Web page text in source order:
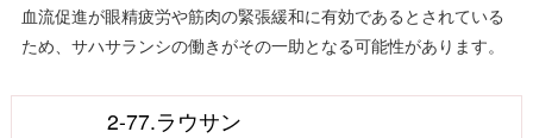
血流促進が眼精疲労や筋肉の緊張緩和に有効であるとされている
ため、サハサランシの働きがその一助となる可能性があります。
2-77.ラウサン